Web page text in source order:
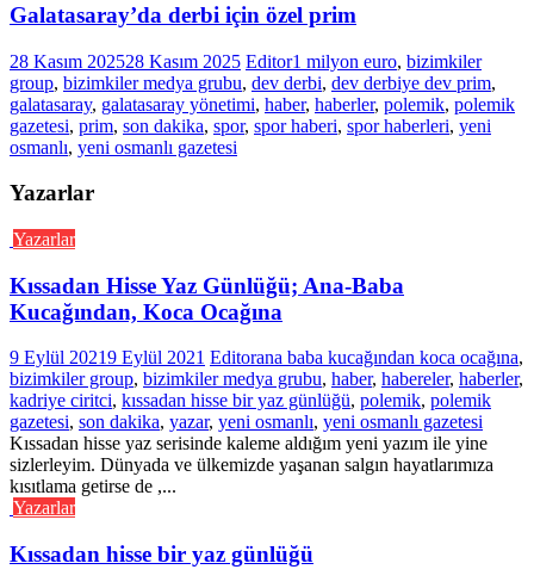
Galatasaray’da derbi için özel prim
28 Kasım 202528 Kasım 2025 Editor1 milyon euro, bizimkiler
group, bizimkiler medya grubu, dev derbi, dev derbiye dev prim,
galatasaray, galatasaray yönetimi, haber, haberler, polemik, polemik
gazetesi, prim, son dakika, spor, spor haberi, spor haberleri, yeni
osmanlı, yeni osmanlı gazetesi
Yazarlar
Yazarlar
Kıssadan Hisse Yaz Günlüğü; Ana-Baba
Kucağından, Koca Ocağına
9 Eylül 20219 Eylül 2021 Editorana baba kucağından koca ocağına,
bizimkiler group, bizimkiler medya grubu, haber, habereler, haberler,
kadriye ciritci, kıssadan hisse bir yaz günlüğü, polemik, polemik
gazetesi, son dakika, yazar, yeni osmanlı, yeni osmanlı gazetesi
Kıssadan hisse yaz serisinde kaleme aldığım yeni yazım ile yine
sizlerleyim. Dünyada ve ülkemizde yaşanan salgın hayatlarımıza
kısıtlama getirse de ,...
Yazarlar
Kıssadan hisse bir yaz günlüğü